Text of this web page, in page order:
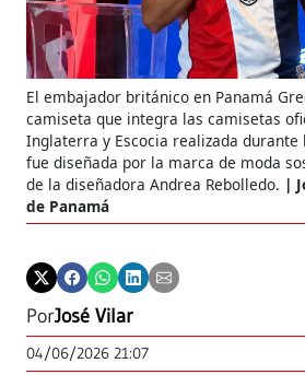
El embajador británico en Panamá
camiseta que integra las camisetas
Inglaterra y Escocia realizada durante
fue diseñada por la marca de moda
de la diseñadora Andrea Rebolledo.
de Panamá
PorJosé Vilar
04/06/2026 21:07